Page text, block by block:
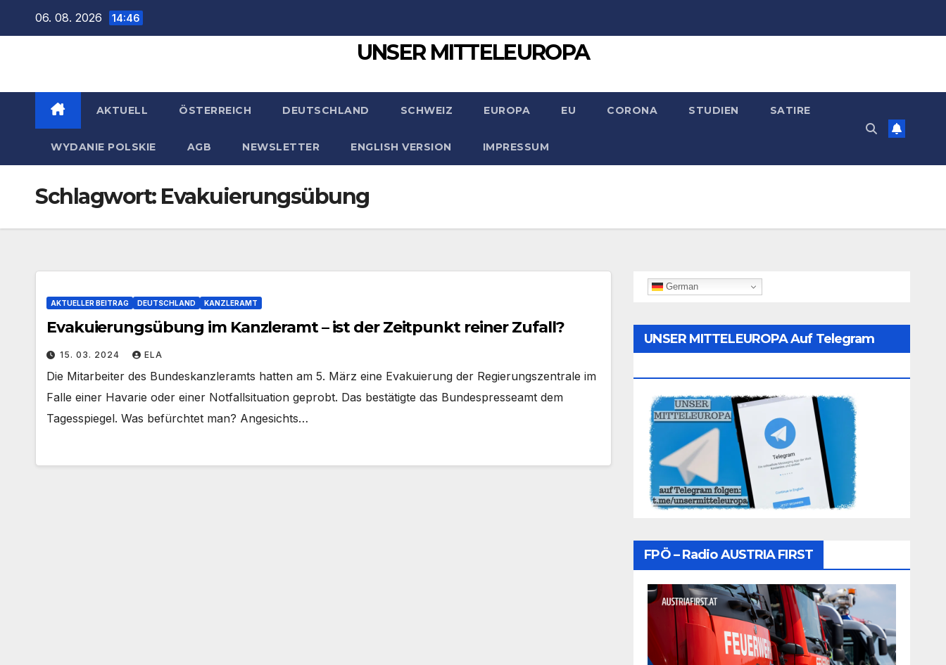
06. 08. 2026 14:46
UNSER MITTELEUROPA
AKTUELL ÖSTERREICH DEUTSCHLAND SCHWEIZ EUROPA EU CORONA STUDIEN SATIRE
WYDANIE POLSKIE AGB NEWSLETTER ENGLISH VERSION IMPRESSUM
Schlagwort: Evakuierungsübung
AKTUELLER BEITRAG DEUTSCHLAND KANZLERAMT
Evakuierungsübung im Kanzleramt – ist der Zeitpunkt reiner Zufall?
15. 03. 2024 ELA
Die Mitarbeiter des Bundeskanzleramts hatten am 5. März eine Evakuierung der Regierungszentrale im
Falle einer Havarie oder einer Notfallsituation geprobt. Das bestätigte das Bundespresseamt dem
Tagesspiegel. Was befürchtet man? Angesichts…
German
UNSER MITTELEUROPA Auf Telegram
FPÖ – Radio AUSTRIA FIRST